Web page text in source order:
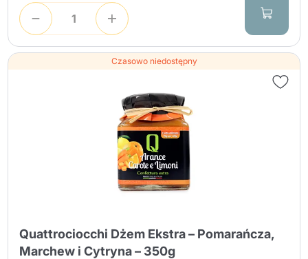
Czasowo niedostępny
Quattrociocchi Dżem Ekstra – Pomarańcza,
Marchew i Cytryna – 350g